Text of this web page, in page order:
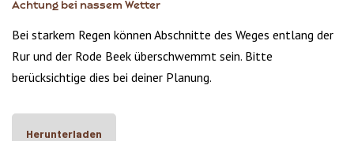
Achtung bei nassem Wetter
Bei starkem Regen können Abschnitte des Weges entlang der
Rur und der Rode Beek überschwemmt sein. Bitte
berücksichtige dies bei deiner Planung.
Herunterladen